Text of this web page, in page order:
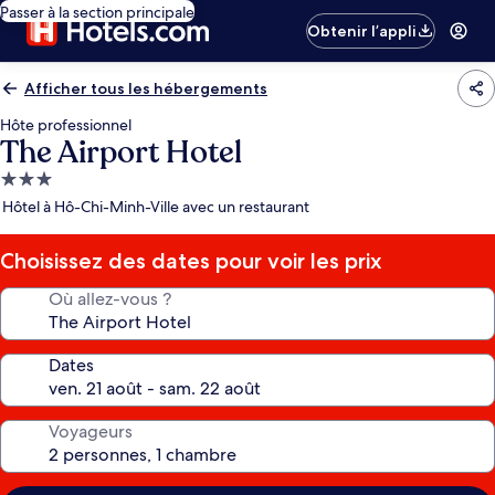
Passer à la section principale
Obtenir l’appli
Afficher tous les hébergements
Hôte professionnel
The Airport Hotel
Hébergement
3.0 étoiles
Hôtel à Hô-Chi-Minh-Ville avec un restaurant
Choisissez des dates pour voir les prix
Où allez-vous ?
Dates
Voyageurs